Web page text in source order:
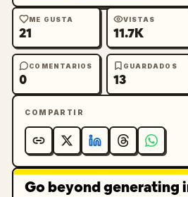
ME GUSTA
21
VISTAS
11.7K
COMENTARIOS
0
GUARDADOS
13
COMPARTIR
Go beyond generating